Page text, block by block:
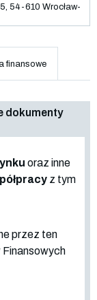
54-610 Wrocław-
finansowe
dokumenty
oraz inne
z tym
przez ten